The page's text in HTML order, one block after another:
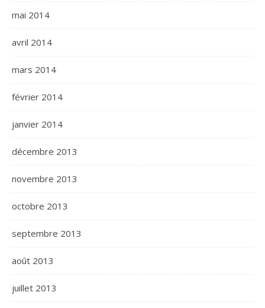
mai 2014
avril 2014
mars 2014
février 2014
janvier 2014
décembre 2013
novembre 2013
octobre 2013
septembre 2013
août 2013
juillet 2013